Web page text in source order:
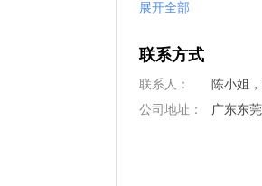
东聚电子公司自创立
产品与服务：
产品大致可分为以下
等；办公室设备：碎
展开全部
联系方式
联系人：
陈小姐
公司地址：
广东东